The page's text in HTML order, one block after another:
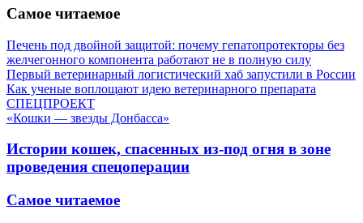
Самое читаемое
Печень под двойной защитой: почему гепатопротекторы без
желчегонного компонента работают не в полную силу
Первый ветеринарный логистический хаб запустили в России
Как ученые воплощают идею ветеринарного препарата
СПЕЦПРОЕКТ
«Кошки — звезды Донбасса»
Истории кошек, спасенных из-под огня в зоне
проведения спецоперации
Самое читаемое